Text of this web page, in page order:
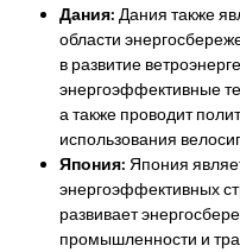
Дания: Дания также
области
в развитие
энергоэффективные
а также проводит
использования
Япония: Япония
энергоэффективных
развивает
промышленности и